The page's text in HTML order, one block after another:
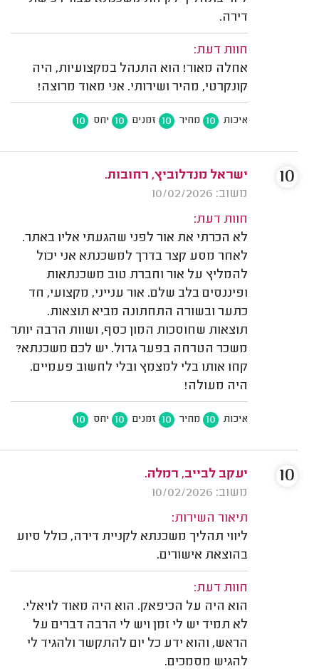
דירה.
חוות דעת:
אחלה מאור! הוא התנהל במקצועיות, היה
קונקרטי, מהיר ושירותי. אני מאוד מרוצה!
איכות 10 מחיר 10 זמנים 10 יחס 10
ישראל מנדלוביץ, רחובות.
משוב: 10/02/2026
חוות דעת:
לא הכרתי את אור לפני שהגעתי אליו באתר.
לאחר מסע קצר בדרך למשכנתא אני יכול
להמליץ על אור וחברת טוב משכנתאות
ופיננסים בלב שלם. אור ענייני, מקצועי, חד
כתער ובשורה התחתונה מביא תוצאות.
תוצאות שחוסכות המון כסף, ושוות הרבה יותר
משכר הטרחה בפער גדול. יש לכם משכנתא?
קחו אותו בלי למצמץ ובלי לחשוב פעמיים.
היה מעולה!
איכות 10 מחיר 10 זמנים 10 יחס 10
10
יעקב לבייב, רמלה.
משוב: 10/02/2026
תיאור השירות:
ליווי תהליך משכנתא לקניית דירה, כולל סיוע
בהוצאת אישורים.
חוות דעת:
הוא היה על הכיפאק. הוא היה מאוד לויאלי.
לא תמיד יש לי זמן ויש לי הרבה דברים על
הראש, והוא ידע כל יום להתקשר ולהגיד לי
להגיש מסמכים.
10